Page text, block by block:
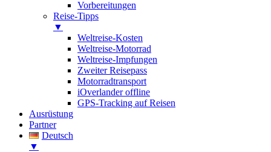
Vorbereitungen
Reise-Tipps
▼
Weltreise-Kosten
Weltreise-Motorrad
Weltreise-Impfungen
Zweiter Reisepass
Motorradtransport
iOverlander offline
GPS-Tracking auf Reisen
Ausrüstung
Partner
Deutsch
▼